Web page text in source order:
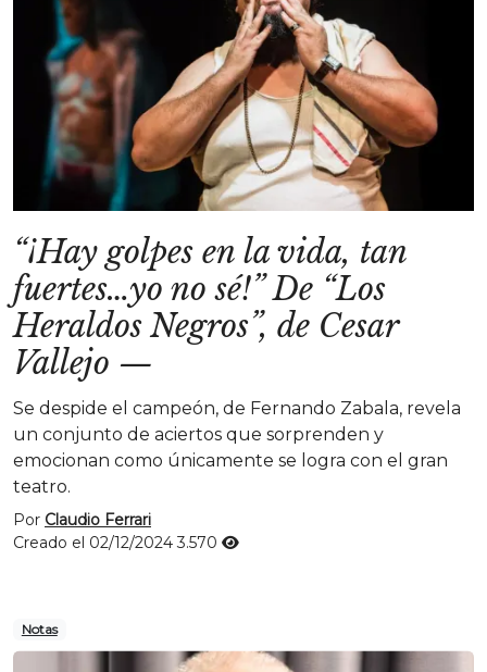
“¡Hay golpes en la vida, tan
fuertes…yo no sé!” De “Los
Heraldos Negros”, de Cesar
Vallejo —
Se despide el campeón, de Fernando Zabala, revela
un conjunto de aciertos que sorprenden y
emocionan como únicamente se logra con el gran
teatro.
Por Claudio Ferrari
Creado el 02/12/20243.570
Notas